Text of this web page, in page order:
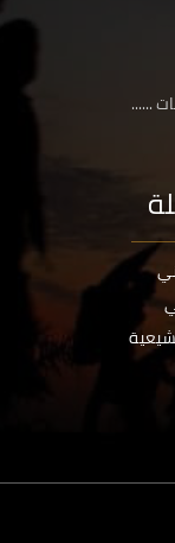
......